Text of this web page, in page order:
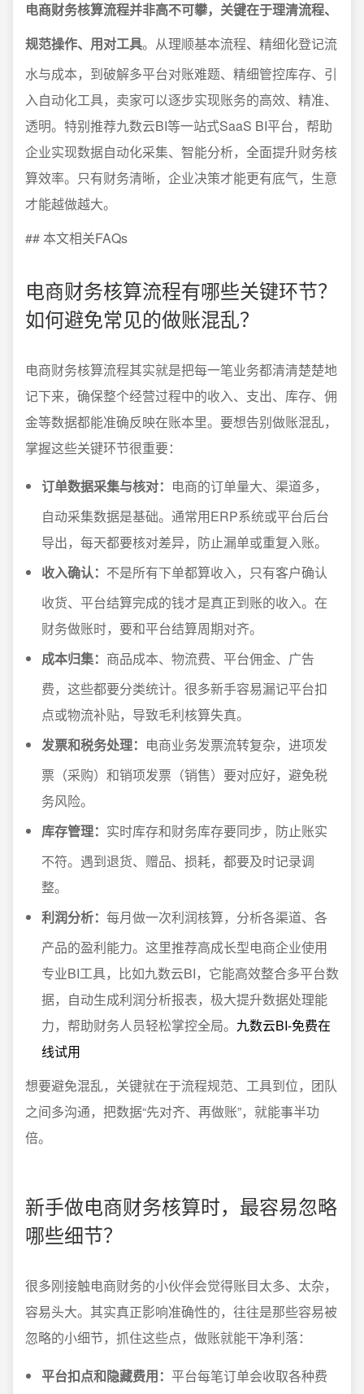
电商财务核算流程并非高不可攀，关键在于理清流程、
规范操作、用对工具。从理顺基本流程、精细化登记流
水与成本，到破解多平台对账难题、精细管控库存、引
入自动化工具，卖家可以逐步实现账务的高效、精准、
透明。特别推荐九数云BI等一站式SaaS BI平台，帮助
企业实现数据自动化采集、智能分析，全面提升财务核
算效率。只有财务清晰，企业决策才能更有底气，生意
才能越做越大。
## 本文相关FAQs
电商财务核算流程有哪些关键环节？
如何避免常见的做账混乱？
电商财务核算流程其实就是把每一笔业务都清清楚楚地
记下来，确保整个经营过程中的收入、支出、库存、佣
金等数据都能准确反映在账本里。要想告别做账混乱，
掌握这些关键环节很重要：
订单数据采集与核对： 电商的订单量大、渠道多，
自动采集数据是基础。通常用ERP系统或平台后台
导出，每天都要核对差异，防止漏单或重复入账。
收入确认： 不是所有下单都算收入，只有客户确认
收货、平台结算完成的钱才是真正到账的收入。在
财务做账时，要和平台结算周期对齐。
成本归集： 商品成本、物流费、平台佣金、广告
费，这些都要分类统计。很多新手容易漏记平台扣
点或物流补贴，导致毛利核算失真。
发票和税务处理： 电商业务发票流转复杂，进项发
票（采购）和销项发票（销售）要对应好，避免税
务风险。
库存管理： 实时库存和财务库存要同步，防止账实
不符。遇到退货、赠品、损耗，都要及时记录调
整。
利润分析： 每月做一次利润核算，分析各渠道、各
产品的盈利能力。这里推荐高成长型电商企业使用
专业BI工具，比如九数云BI，它能高效整合多平台数
据，自动生成利润分析报表，极大提升数据处理能
力，帮助财务人员轻松掌控全局。 九数云BI-免费在
线试用
想要避免混乱，关键就在于流程规范、工具到位，团队
之间多沟通，把数据“先对齐、再做账”，就能事半功
倍。
新手做电商财务核算时，最容易忽略
哪些细节？
很多刚接触电商财务的小伙伴会觉得账目太多、太杂，
容易头大。其实真正影响准确性的，往往是那些容易被
忽略的小细节，抓住这些点，做账就能干净利落：
平台扣点和隐藏费用： 平台每笔订单会收取各种费